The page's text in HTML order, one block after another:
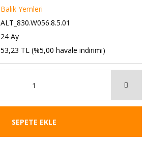
Balık Yemleri
ALT_830.W056.8.5.01
24 Ay
53,23 TL (%5,00 havale indirimi)
SEPETE EKLE